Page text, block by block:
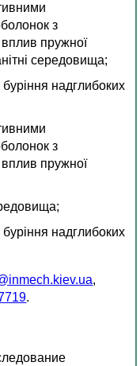
з
пружної
середовища;
буріння надглибоких
з
пружної
буріння надглибоких
,
.